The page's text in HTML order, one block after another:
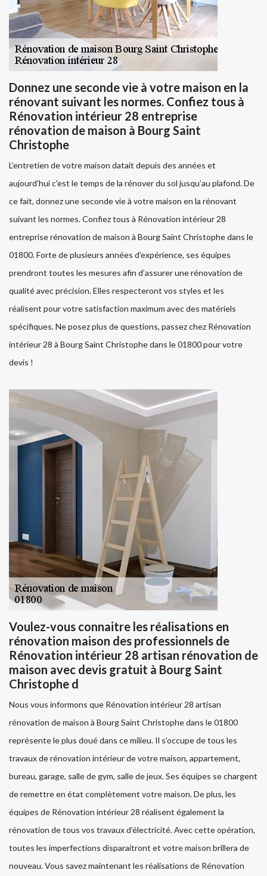
Donnez une seconde vie à votre maison en la
rénovant suivant les normes. Confiez tous à
Rénovation intérieur 28 entreprise
rénovation de maison à Bourg Saint
Christophe
L’entretien de votre maison datait depuis des années et
aujourd’hui c'est le temps de la rénover du sol jusqu’au plafond. De
ce fait, donnez une seconde vie à votre maison en la rénovant
suivant les normes. Confiez tous à Rénovation intérieur 28
entreprise rénovation de maison à Bourg Saint Christophe dans le
01800. Forte de plusieurs années d’expérience, ses équipes
prendront toutes les mesures afin d’assurer une rénovation de
qualité avec précision. Elles respecteront vos styles et les
réalisent pour votre satisfaction maximum avec des matériels
spécifiques. Ne posez plus de questions, passez chez Rénovation
intérieur 28 à Bourg Saint Christophe dans le 01800 pour votre
devis !
Voulez-vous connaitre les réalisations en
rénovation maison des professionnels de
Rénovation intérieur 28 artisan rénovation de
maison avec devis gratuit à Bourg Saint
Christophe d
Nous vous informons que Rénovation intérieur 28 artisan
rénovation de maison à Bourg Saint Christophe dans le 01800
représente le plus doué dans ce milieu. Il s’occupe de tous les
travaux de rénovation intérieur de votre maison, appartement,
bureau, garage, salle de gym, salle de jeux. Ses équipes se chargent
de remettre en état complètement votre maison. De plus, les
équipes de Rénovation intérieur 28 réalisent également la
rénovation de tous vos travaux d’électricité. Avec cette opération,
toutes les imperfections disparaitront et votre maison brillera de
nouveau. Vous savez maintenant les réalisations de Rénovation